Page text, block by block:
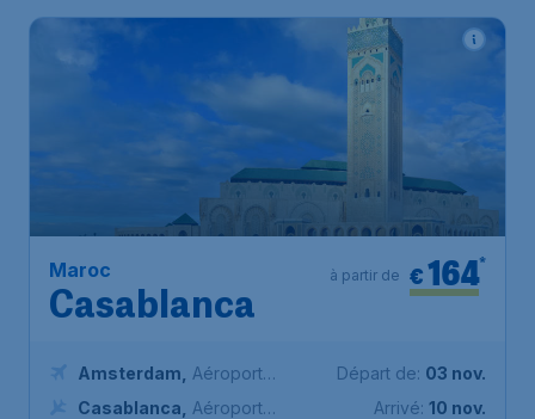
Maroc
Casablanca
€164*
à partir de
Amsterdam
Aéroport
Schiphol (Amsterdam)
Casablanca
Aéroport
Départ de: 03 nov.
Arrivé: 10 nov.